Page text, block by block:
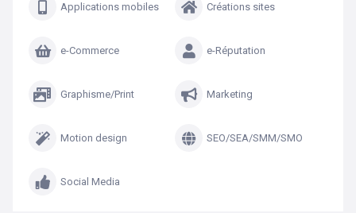
Applications mobiles Créations sites
e-Commerce e-Réputation
Graphisme/Print Marketing
Motion design SEO/SEA/SMM/SMO
Social Media